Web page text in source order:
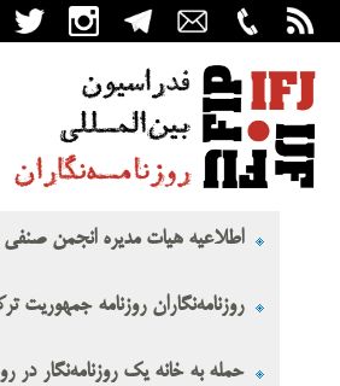
اطلاعیه هیات مدیره انجمن صنفی
روزنامه‌نگاران روزنامه جمهوریت
حمله به خانه یک روزنامه‌نگار در